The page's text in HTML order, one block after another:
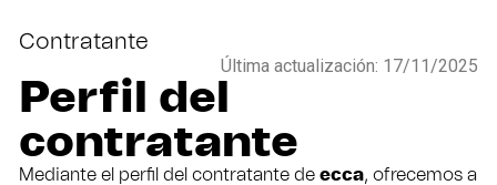
Contratante
Última actualización: 17/11/2025
Perfil del
contratante
Mediante el perfil del contratante de ecca, ofrecemos a